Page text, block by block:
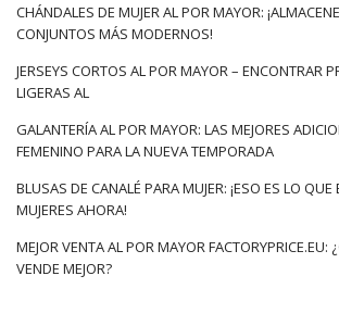
CHÁNDALES DE MUJER AL POR MAYOR:
CONJUNTOS MÁS MODERNOS!
JERSEYS CORTOS AL POR MAYOR – ENCONTRAR
LIGERAS AL
GALANTERÍA AL POR MAYOR: LAS MEJORES
FEMENINO PARA LA NUEVA TEMPORADA
BLUSAS DE CANALÉ PARA MUJER: ¡ESO ES LO QUE
MUJERES AHORA!
MEJOR VENTA AL POR MAYOR FACTORYPRICE.EU:
VENDE MEJOR?